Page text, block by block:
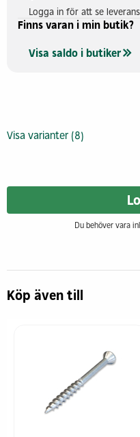
Logga in för att se
Finns varan i min butik?
Visa saldo i butiker
Visa varianter (8)
Du behöver vara
Köp även till